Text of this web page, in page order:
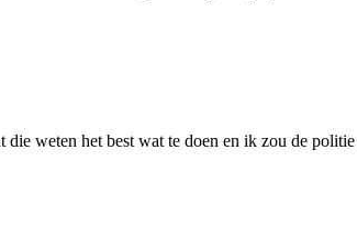
weten het best wat te doen en ik zou de